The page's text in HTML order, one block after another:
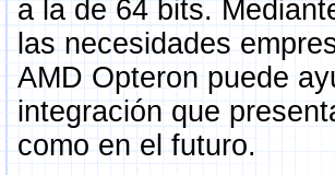
a la de 64 bits.
las necesidades
AMD Opteron puede
integración que
como en el futuro.